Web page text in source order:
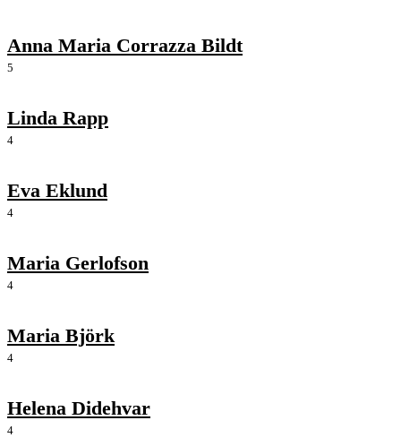
Anna Maria Corrazza Bildt
5
Linda Rapp
4
Eva Eklund
4
Maria Gerlofson
4
Maria Björk
4
Helena Didehvar
4